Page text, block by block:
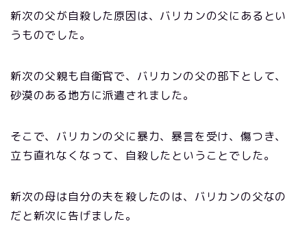
新次の父が自殺した原因は、バリカンの父にあるとい
うものでした。
新次の父親も自衛官で、バリカンの父の部下として、
砂漠のある地方に派遣されました。
そこで、バリカンの父に暴力、暴言を受け、傷つき、
立ち直れなくなって、自殺したということでした。
新次の母は自分の夫を殺したのは、バリカンの父なの
だと新次に告げました。